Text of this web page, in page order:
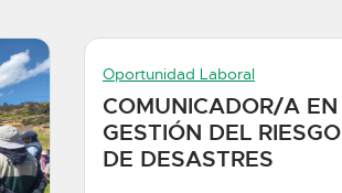
Oportunidad Laboral
COMUNICADOR/A EN
GESTIÓN DEL RIESGO
DE DESASTRES